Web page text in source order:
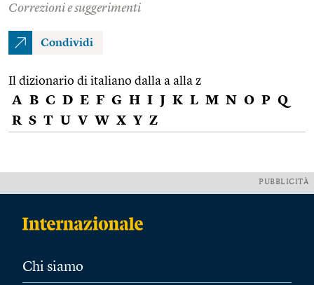
Correzioni e suggerimenti
Condividi
Il dizionario di italiano dalla a alla z
A B C D E F G H I J K L M N O P Q
R S T U V W X Y Z
PUBBLICITÀ
Chi siamo